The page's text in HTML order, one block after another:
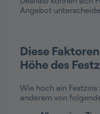
Angebot
Diese
Höhe des
Wie hoch ein
anderem von